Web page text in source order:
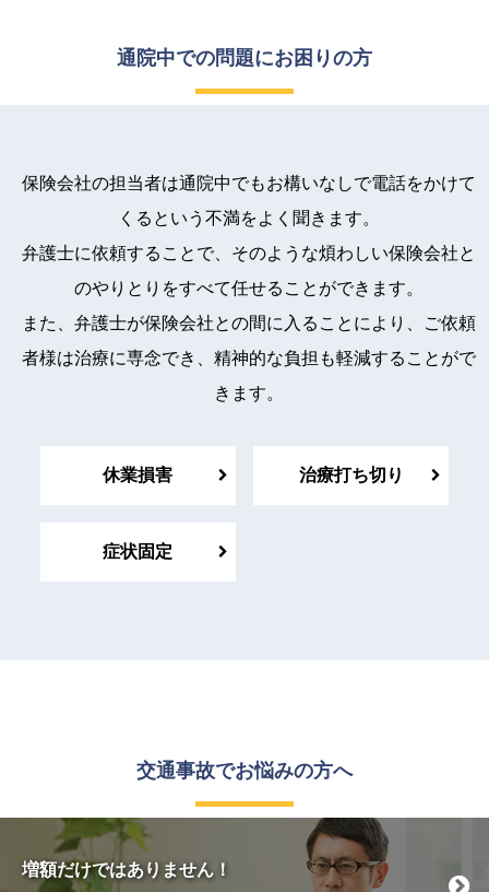
通院中での問題にお困りの方
保険会社の担当者は通院中でもお構いなしで電話をかけて
くるという不満をよく聞きます。
弁護士に依頼することで、そのような煩わしい保険会社と
のやりとりをすべて任せることができます。
また、弁護士が保険会社との間に入ることにより、ご依頼
者様は治療に専念でき、精神的な負担も軽減することがで
きます。
休業損害 治療打ち切り
症状固定
交通事故でお悩みの方へ
増額だけではありません！